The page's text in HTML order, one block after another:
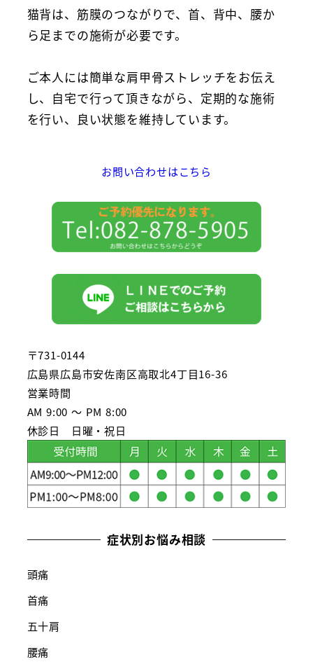
猫背は、筋膜のつながりで、首、背中、腰か
ら足までの施術が必要です。
ご本人には簡単な肩甲骨ストレッチをお伝え
し、自宅で行って頂きながら、定期的な施術
を行い、良い状態を維持しています。
お問い合わせはこちら
〒731-0144
広島県広島市安佐南区高取北4丁目16-36
営業時間
AM 9:00 ～ PM 8:00
休診日 日曜・祝日
症状別お悩み相談
頭痛
首痛
五十肩
腰痛